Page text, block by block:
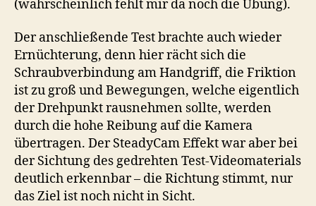
(wahrscheinlich fehlt mir da noch die Übung).
Der anschließende Test brachte auch wieder
Ernüchterung, denn hier rächt sich die
Schraubverbindung am Handgriff, die Friktion
ist zu groß und Bewegungen, welche eigentlich
der Drehpunkt rausnehmen sollte, werden
durch die hohe Reibung auf die Kamera
übertragen. Der SteadyCam Effekt war aber bei
der Sichtung des gedrehten Test-Videomaterials
deutlich erkennbar – die Richtung stimmt, nur
das Ziel ist noch nicht in Sicht.